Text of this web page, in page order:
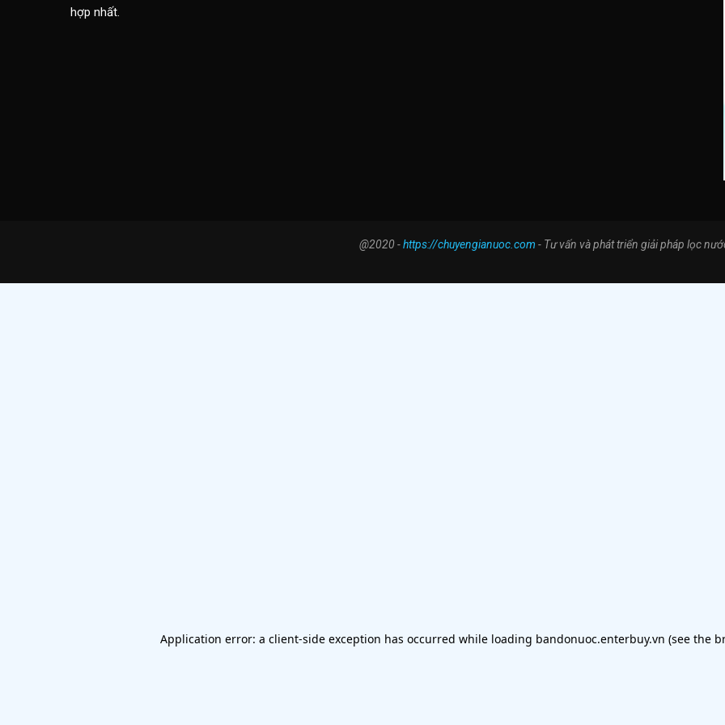
hợp nhất.
@2020 -https://chuyengianuoc.com - Tư vấn và phát triển giải pháp lọc